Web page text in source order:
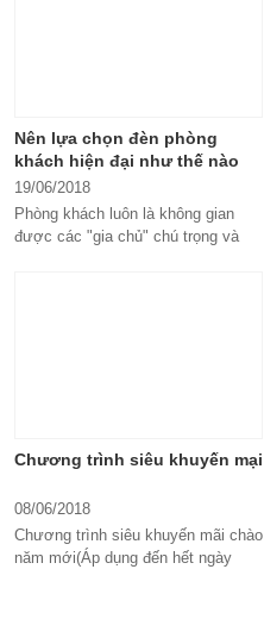
Nên lựa chọn đèn phòng
khách hiện đại như thế nào
19/06/2018
Phòng khách luôn là không gian
được các "gia chủ" chú trọng và
Chương trình siêu khuyến mại
08/06/2018
Chương trình siêu khuyến mãi chào
năm mới(Áp dụng đến hết ngày